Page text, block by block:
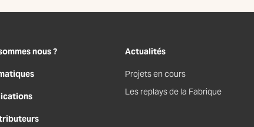
nous ? Actualités
Projets en cours
Les replays de la Fabrique